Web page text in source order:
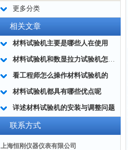
更多分类
相关文章
材料试验机主要是哪些人在使用
材料试验机和数显拉力试验机怎么选择？
看工程师怎么操作材料试验机的
材料试验机都具有哪些优点呢
详述材料试验机的安装与调整问题
联系方式
上海恒刚仪器仪表有限公司